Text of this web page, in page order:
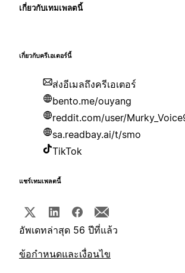
เกี่ยวกับเทมเพลตนี้
เกี่ยวกับครีเอเตอร์นี้
ส่งอีเมลถึงครีเอเตอร์
bento.me/ouyang
reddit.com/user/
sa.readbay.ai/t/smo
TikTok
แชร์เทมเพลตนี้
อัพเดทล่าสุด 56 ปีที่แล้ว
ข้อกำหนดและเงื่อนไข